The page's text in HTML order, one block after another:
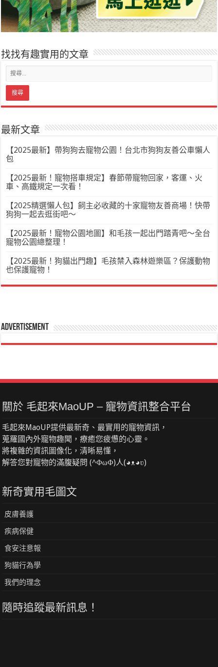
找找有趣實用的文章
最新文章
【2025最新】帶狗狗去寵物公園！台北市狗狗友善公車懶人
包
【2025最新！寵物搭車規定】春節帶寵物回家，客運、火
車、高鐵規定一次看！
【2025精選懶人包】飼主必收藏的十家寵物友善商場！快帶
狗狗一起去逛街吧～
【2025最新！寵物公園地圖】和毛孩一起出門踏青吧～全台
寵物公園總整理！
【2025最新！狗貓出門趣】毛孩禁入森林遊樂區？保護動物
也保護寵物！
Advertisement
關於 毛起來MaoUP – 寵物資訊整合平台
毛起來MaoUP提供最新奇、最實用的寵物資訊，
蒐羅國內外寵物趣聞，療癒您疲憊的心靈。
將複雜的資訊圖像化，清晰易懂，
解答您對寵物的滿腹疑問 (^ΦωΦ)人(◕ᴥ◕ʋ)
新奇實用毛圖文
皮膚養護
疾病保健
食安注意報
狗貓行為學
我們的理念
隨時追蹤最新訊息！